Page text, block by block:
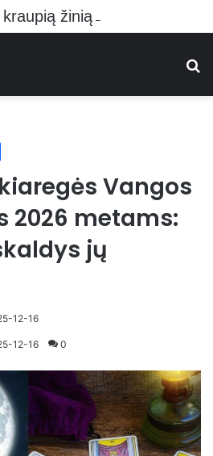
žinią Vilniečiams
Vangos
2026 metams:
jų
12-16
12-16 0